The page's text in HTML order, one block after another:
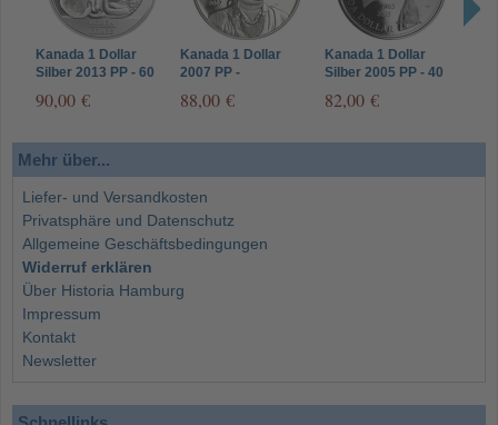
Kanada 1 Dollar
Silber 2013 PP - 60
Waffenstillstand mit
90,00 €
Kanada 1 Dollar
2007 PP -
(Joseph Brant)-
88,00 €
Kanada 1 Dollar
Silber 2005 PP - 40
82,00 €
Mehr über...
Liefer- und Versandkosten
Privatsphäre und Datenschutz
Allgemeine Geschäftsbedingungen
Widerruf erklären
Über Historia Hamburg
Impressum
Kontakt
Newsletter